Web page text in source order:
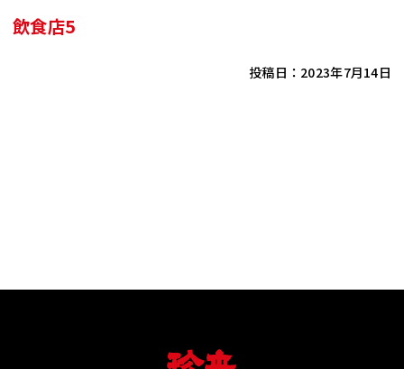
飲食店5
投稿日：2023年7月14日